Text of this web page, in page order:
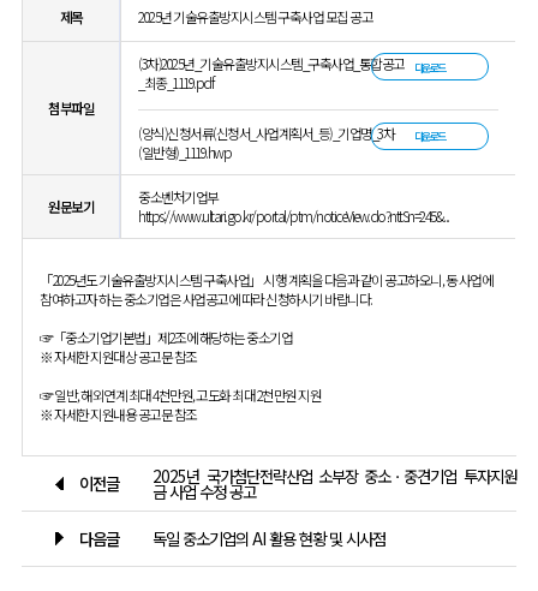
제목 2025년 기술유출방지시스템 구축사업 모집 공고
첨부파일
(3차)2025년_기술유출방지시스템_구축사업_통합공고
_최종_1119.pdf
다운로드
(양식)신청서류(신청서_사업계획서_등)_기업명_3차
(일반형)_1119.hwp
다운로드
원문보기
중소벤처기업부
https://www.ultari.go.kr/portal/ptm/noticeView.do?nttSn=245&...
「2025년도 기술유출방지시스템 구축사업」 시행 계획을 다음과 같이 공고하오니, 동 사업에
참여하고자 하는 중소기업은 사업공고에 따라 신청하시기 바랍니다.
☞「중소기업기본법」제2조에 해당하는 중소기업
※ 자세한 지원대상 공고문 참조
☞ 일반, 해외연계 최대 4천만원, 고도화 최대 2천만원 지원
※ 자세한 지원내용 공고문 참조
이전글 2025년 국가첨단전략산업 소부장 중소ㆍ중견기업 투자지원
금 사업 수정 공고
다음글
독일 중소기업의 AI 활용 현황 및 시사점